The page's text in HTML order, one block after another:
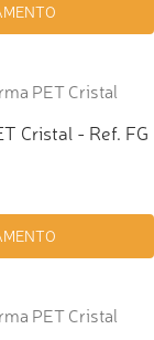
Cristal - Ref. FG